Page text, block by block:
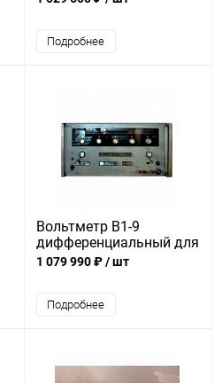
Подробнее
Вольтметр В1-9
дифференциальный для
поверки вольтметров
1 079 990 ₽/ шт
Подробнее